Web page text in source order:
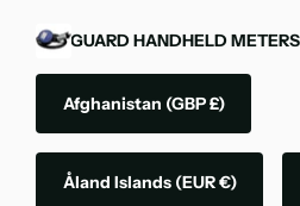
OXYGUARD HANDHELD METERS
Afghanistan (GBP £)
Åland Islands (EUR €)